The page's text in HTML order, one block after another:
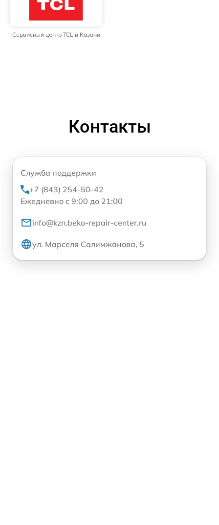
Сервисный центр TCL в Казани
Контакты
Служба поддержки
+7 (843) 254-50-42
Ежедневно с 9:00 до 21:00
info@kzn.beko-repair-center.ru
ул. Марселя Салимжанова, 5